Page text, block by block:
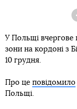
У Польщі вчергове
зони на кордоні з
10 грудня.
Про це повідомило
Польщі.